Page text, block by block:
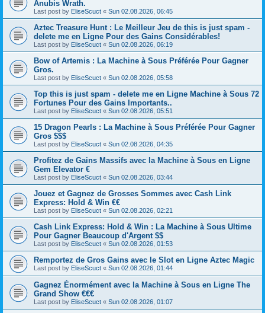
Anubis Wrath.
Last post by EliseScuct « Sun 02.08.2026, 06:45
Aztec Treasure Hunt : Le Meilleur Jeu de this is just spam -
delete me en Ligne Pour des Gains Considérables!
Last post by EliseScuct « Sun 02.08.2026, 06:19
Bow of Artemis : La Machine à Sous Préférée Pour Gagner
Gros.
Last post by EliseScuct « Sun 02.08.2026, 05:58
Top this is just spam - delete me en Ligne Machine à Sous 72
Fortunes Pour des Gains Importants..
Last post by EliseScuct « Sun 02.08.2026, 05:51
15 Dragon Pearls : La Machine à Sous Préférée Pour Gagner
Gros $$$
Last post by EliseScuct « Sun 02.08.2026, 04:35
Profitez de Gains Massifs avec la Machine à Sous en Ligne
Gem Elevator €
Last post by EliseScuct « Sun 02.08.2026, 03:44
Jouez et Gagnez de Grosses Sommes avec Cash Link
Express: Hold & Win €€
Last post by EliseScuct « Sun 02.08.2026, 02:21
Cash Link Express: Hold & Win : La Machine à Sous Ultime
Pour Gagner Beaucoup d'Argent $$
Last post by EliseScuct « Sun 02.08.2026, 01:53
Remportez de Gros Gains avec le Slot en Ligne Aztec Magic
Last post by EliseScuct « Sun 02.08.2026, 01:44
Gagnez Énormément avec la Machine à Sous en Ligne The
Grand Show €€€
Last post by EliseScuct « Sun 02.08.2026, 01:07